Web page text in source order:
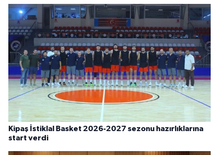
Kipaş İstiklal Basket 2026-2027 sezonu hazırlıklarına
start verdi